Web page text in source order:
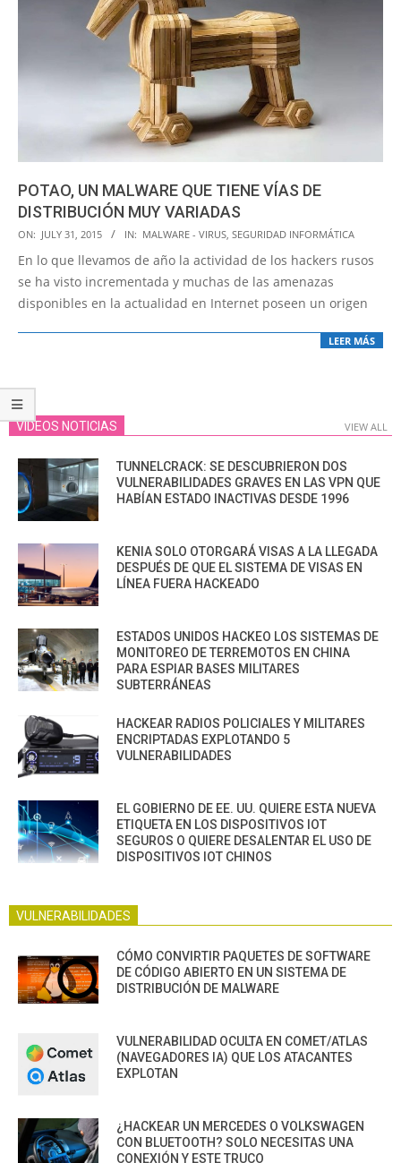
POTAO, UN MALWARE QUE TIENE VÍAS DE
DISTRIBUCIÓN MUY VARIADAS
2015-
07-
31
ON: JULY 31, 2015 IN: MALWARE - VIRUS, SEGURIDAD INFORMÁTICA
En lo que llevamos de año la actividad de los hackers rusos
se ha visto incrementada y muchas de las amenazas
disponibles en la actualidad en Internet poseen un origen
LEER MÁS
VIDEOS NOTICIAS VIEW ALL
TUNNELCRACK: SE DESCUBRIERON DOS
VULNERABILIDADES GRAVES EN LAS VPN QUE
HABÍAN ESTADO INACTIVAS DESDE 1996
KENIA SOLO OTORGARÁ VISAS A LA LLEGADA
DESPUÉS DE QUE EL SISTEMA DE VISAS EN
LÍNEA FUERA HACKEADO
ESTADOS UNIDOS HACKEO LOS SISTEMAS DE
MONITOREO DE TERREMOTOS EN CHINA
PARA ESPIAR BASES MILITARES
SUBTERRÁNEAS
HACKEAR RADIOS POLICIALES Y MILITARES
ENCRIPTADAS EXPLOTANDO 5
VULNERABILIDADES
EL GOBIERNO DE EE. UU. QUIERE ESTA NUEVA
ETIQUETA EN LOS DISPOSITIVOS IOT
SEGUROS O QUIERE DESALENTAR EL USO DE
DISPOSITIVOS IOT CHINOS
VULNERABILIDADES
CÓMO CONVIRTIR PAQUETES DE SOFTWARE
DE CÓDIGO ABIERTO EN UN SISTEMA DE
DISTRIBUCIÓN DE MALWARE
VULNERABILIDAD OCULTA EN COMET/ATLAS
(NAVEGADORES IA) QUE LOS ATACANTES
EXPLOTAN
¿HACKEAR UN MERCEDES O VOLKSWAGEN
CON BLUETOOTH? SOLO NECESITAS UNA
CONEXIÓN Y ESTE TRUCO